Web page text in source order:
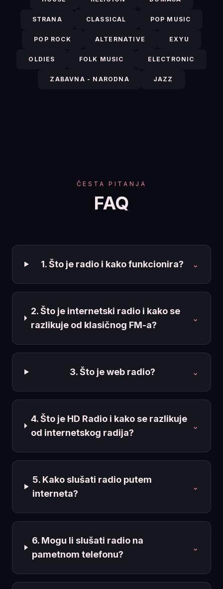
STRANA CLASSICAL POP MUSIC
POP ROCK ALTERNATIVE EXYU
OLDIES FOLK MUSIC ELECTRONIC
ZABAVNA - NARODNA JAZZ
ČESTA PITANJA
FAQ
1. Što je radio i kako funkcionira? ⌄
2. Što je internetski radio i kako se
razlikuje od klasičnog FM-a?
⌄
3. Što je web radio? ⌄
4. Što je HD Radio i kako se razlikuje
od internetskog radija?
⌄
5. Kako slušati radio putem
interneta?
⌄
6. Mogu li slušati radio na
pametnom telefonu?
⌄